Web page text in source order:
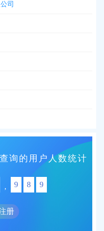
司
询的用户人数统计
, 9 8 9
册